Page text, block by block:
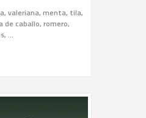
valeriana, menta, tila,
de caballo, romero,
…